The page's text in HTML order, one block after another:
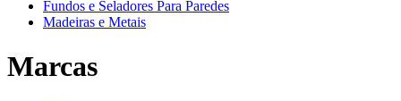
Fundos e Seladores Para Paredes
Madeiras e Metais
Marcas